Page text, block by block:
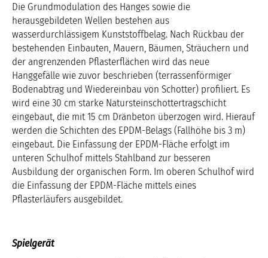
Die Grundmodulation des Hanges sowie die
herausgebildeten Wellen bestehen aus
wasserdurchlässigem Kunststoffbelag. Nach Rückbau der
bestehenden Einbauten, Mauern, Bäumen, Sträuchern und
der angrenzenden Pflasterflächen wird das neue
Hanggefälle wie zuvor beschrieben (terrassenförmiger
Bodenabtrag und Wiedereinbau von Schotter) profiliert. Es
wird eine 30 cm starke Natursteinschottertragschicht
eingebaut, die mit 15 cm Dränbeton überzogen wird. Hierauf
werden die Schichten des EPDM-Belags (Fallhöhe bis 3 m)
eingebaut. Die Einfassung der EPDM-Fläche erfolgt im
unteren Schulhof mittels Stahlband zur besseren
Ausbildung der organischen Form. Im oberen Schulhof wird
die Einfassung der EPDM-Fläche mittels eines
Pflasterläufers ausgebildet.
Spielgerät